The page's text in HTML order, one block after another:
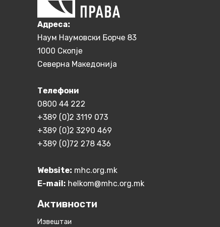
Aдреса:
Наум Наумовски Борче 83
1000 Скопје
Северна Македонија
Телефони
0800 44 222
+389 (0)2 3119 073
+389 (0)2 3290 469
+389 (0)72 278 436
Website: mhc.org.mk
E-mail: helkom@mhc.org.mk
Активности
Извештаи